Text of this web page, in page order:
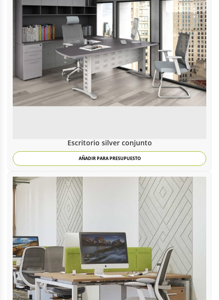
Escritorio silver conjunto
AÑADIR PARA PRESUPUESTO